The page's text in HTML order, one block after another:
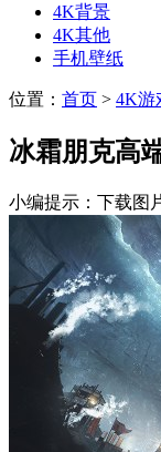
4K背景
4K其他
手机壁纸
位置： 首页 > 4K游
冰霜朋克高
小编提示：下载图